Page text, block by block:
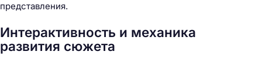
представления.
Интерактивность и механика
развития сюжета